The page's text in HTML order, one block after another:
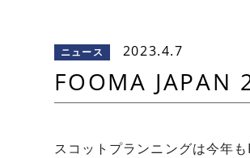
ニュース 2023.4.7
FOOMA JAPAN
スコットプランニングは今年